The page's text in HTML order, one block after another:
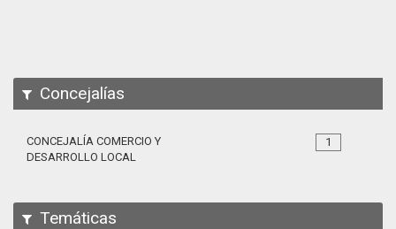
Concejalías
1
CONCEJALÍA COMERCIO Y
DESARROLLO LOCAL
Temáticas